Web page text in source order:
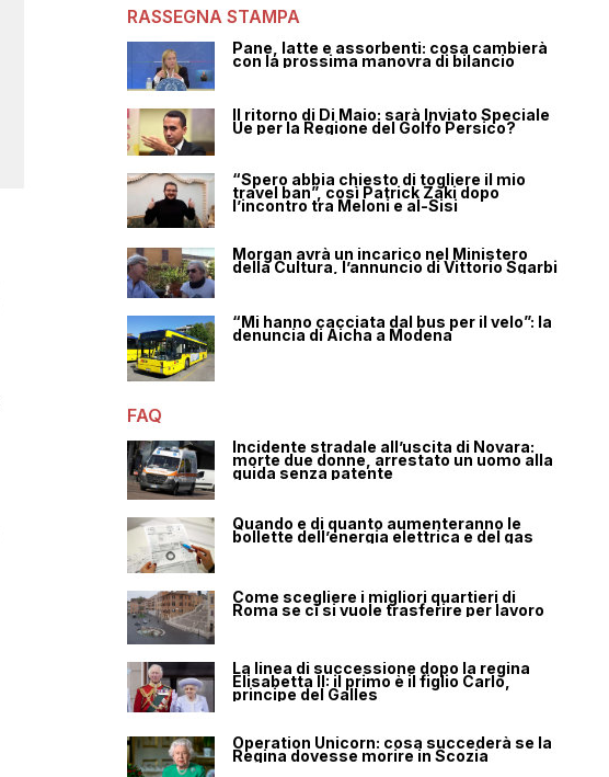
RASSEGNA STAMPA
Pane, latte e assorbenti: cosa cambierà
con la prossima manovra di bilancio
Il ritorno di Di Maio: sarà Inviato Speciale
Ue per la Regione del Golfo Persico?
“Spero abbia chiesto di togliere il mio
travel ban”, così Patrick Zaki dopo
l’incontro tra Meloni e al-Sisi
Morgan avrà un incarico nel Ministero
della Cultura, l’annuncio di Vittorio Sgarbi
“Mi hanno cacciata dal bus per il velo”: la
denuncia di Aicha a Modena
FAQ
Incidente stradale all’uscita di Novara:
morte due donne, arrestato un uomo alla
guida senza patente
Quando e di quanto aumenteranno le
bollette dell’energia elettrica e del gas
Come scegliere i migliori quartieri di
Roma se ci si vuole trasferire per lavoro
La linea di successione dopo la regina
Elisabetta II: il primo è il figlio Carlo,
principe del Galles
Operation Unicorn: cosa succederà se la
Regina dovesse morire in Scozia